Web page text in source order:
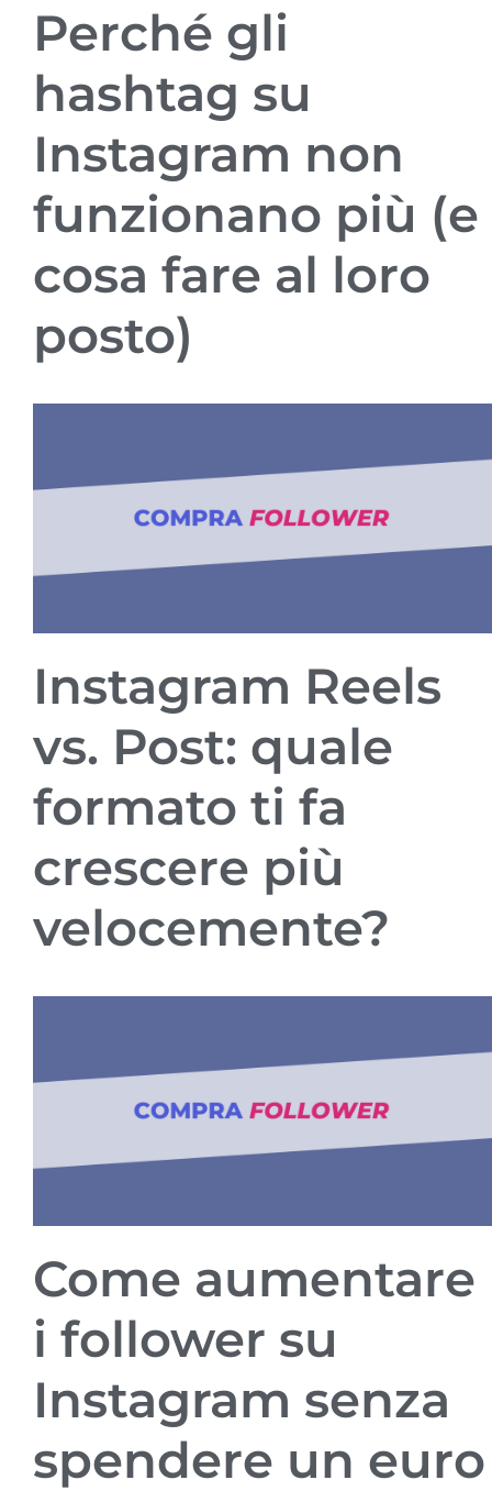
Perché gli
hashtag su
Instagram non
funzionano più (e
cosa fare al loro
posto)
Instagram Reels
vs. Post: quale
formato ti fa
crescere più
velocemente?
Come aumentare
i follower su
Instagram senza
spendere un euro